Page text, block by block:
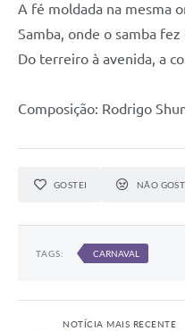
A fé moldada na mesma
Samba, onde o samba fez
Do terreiro à avenida, a
Composição: Rodrigo
GOSTEI NÃO
TAGS: CARNAVAL
NOTÍCIA MAIS RECENTE